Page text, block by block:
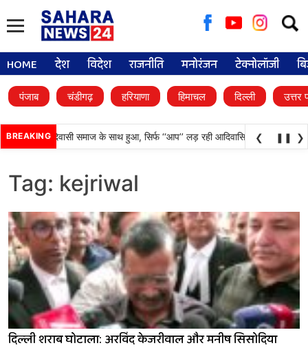
for:
HOME देश विदेश राजनीति मनोरंजन टेक्नोलॉजी
पंजाब चंडीगढ़ हरियाणा हिमाचल दिल्ली उत्तर
BREAKING
अन्याय आदिवासी समाज के साथ हुआ, सिर्फ ‘‘आप’’ लड़ रही आदिवासियों के अधिकारों
❮ ❚❚ ❯
Tag: kejriwal
दिल्ली शराब घोटाला: अरविंद केजरीवाल और मनीष सिसोदिया